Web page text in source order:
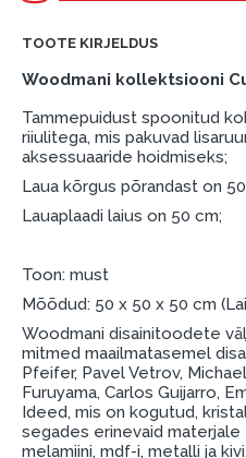
Liisingut ja järelmaksu saate
meie salongi Dārzciema
Dokumendi nõuded:
ESTO LV AS
vajalik Smart-ID,
SEB või Citadele).
Lepingu tingimused:
Liisingulepingu võib
kes on märgitud
Lisateave:
Enne krediidi
kauba
TOOTE KIRJELDUS
Woodmani kollektsiooni
Tammepuidust spoonitud
riiulitega, mis pakuvad
aksessuaaride hoidmiseks;
Laua kõrgus põrandast on
Lauaplaadi laius on 50 cm;
Toon: must
Mõõdud: 50 x 50 x 50 cm
Woodmani disainitoodete
mitmed maailmatasemel
Pfeifer, Pavel Vetrov,
Furuyama, Carlos Guijarro,
Ideed, mis on kogutud,
segades erinevaid
melamiini, mdf-i, metalli ja